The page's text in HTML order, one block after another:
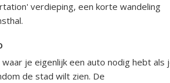
verdieping, een korte wandeling
je eigenlijk een auto nodig hebt als
de stad wilt zien. De